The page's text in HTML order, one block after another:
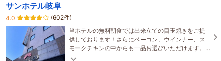
サンホテル岐阜
4.0
(602件)
当ホテルの無料朝食では出来立ての目玉焼きをご提
供しております！さらにベーコン、ウインナー、ス
モークチキンの中からも一品お選びいただけます。
【長期滞在も安心の無料ランドリーコーナーあり】